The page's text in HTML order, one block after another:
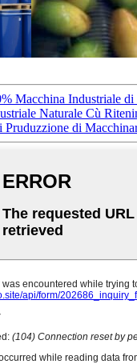
Macchina Industriale di
Naturale Cù
Pruduzzione di